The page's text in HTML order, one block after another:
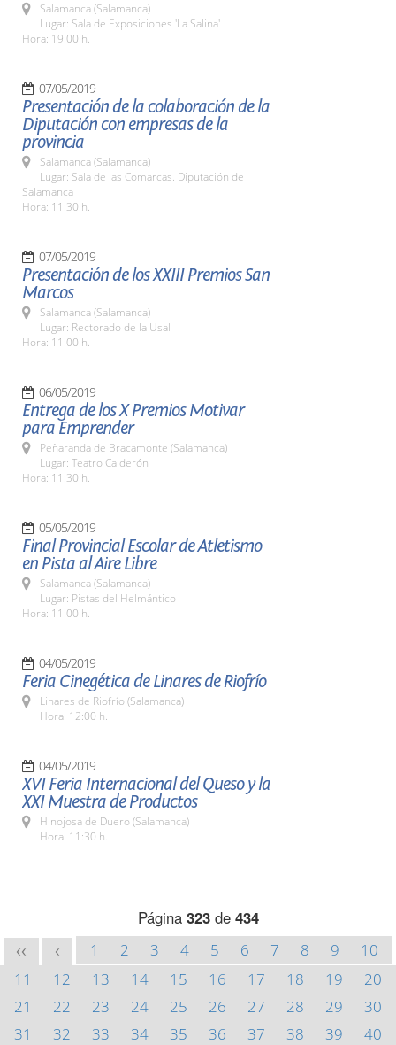
Salamanca (Salamanca)
Lugar: Sala de Exposiciones 'La Salina'
Hora: 19:00 h.
07/05/2019
Presentación de la colaboración de la
Diputación con empresas de la
provincia
Salamanca (Salamanca)
Lugar: Sala de las Comarcas. Diputación de
Salamanca
Hora: 11:30 h.
07/05/2019
Presentación de los XXIII Premios San
Marcos
Salamanca (Salamanca)
Lugar: Rectorado de la Usal
Hora: 11:00 h.
06/05/2019
Entrega de los X Premios Motivar
para Emprender
Peñaranda de Bracamonte (Salamanca)
Lugar: Teatro Calderón
Hora: 11:30 h.
05/05/2019
Final Provincial Escolar de Atletismo
en Pista al Aire Libre
Salamanca (Salamanca)
Lugar: Pistas del Helmántico
Hora: 11:00 h.
04/05/2019
Feria Cinegética de Linares de Riofrío
Linares de Riofrío (Salamanca)
Hora: 12:00 h.
04/05/2019
XVI Feria Internacional del Queso y la
XXI Muestra de Productos
Hinojosa de Duero (Salamanca)
Hora: 11:30 h.
Página 323de 434
<< < 1 2 3 4 5 6 7 8 9
10
11
12 13 14 15 16 17 18 19
20
21
22 23 24 25 26 27 28 29
30
31
32 33 34 35 36 37 38 39
40